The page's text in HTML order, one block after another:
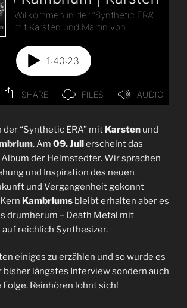
“Synthetic ERA” mit Karsten und
. Am 09. Julierscheint das
der Helmstedter. Wir sprachen
und Inspiration des neuen
und Vergangenheit gekonnt
Kambriums bleibt erhalten aber es
drumherum – Death Metal mit
reichlich Synthesizer.
einiges zu erzählen und so wurde es
bisher längstes Interview sondern auch
Reinhören lohnt sich!